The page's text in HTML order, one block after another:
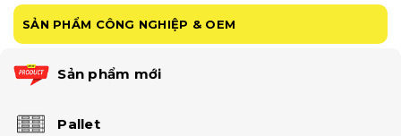
SẢN PHẨM CÔNG NGHIỆP & OEM
Sản phẩm mới
Pallet